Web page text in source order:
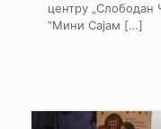
центру
“Мини Сајам […]